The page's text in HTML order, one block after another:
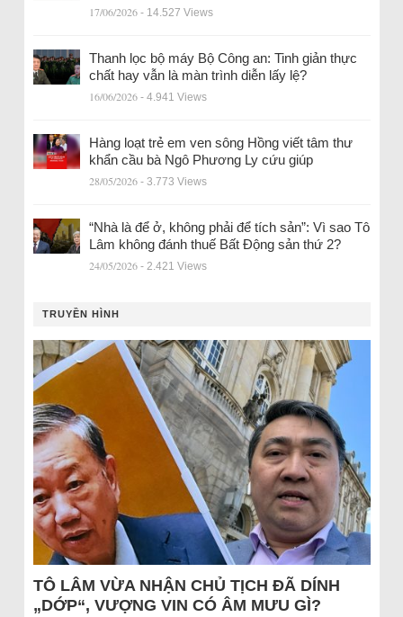
17/06/2026 - 14.527 Views
Thanh lọc bộ máy Bộ Công an: Tinh giản thực
chất hay vẫn là màn trình diễn lấy lệ?
16/06/2026 - 4.941 Views
Hàng loạt trẻ em ven sông Hồng viết tâm thư
khẩn cầu bà Ngô Phương Ly cứu giúp
28/05/2026 - 3.773 Views
“Nhà là để ở, không phải để tích sản”: Vì sao Tô
Lâm không đánh thuế Bất Động sản thứ 2?
24/05/2026 - 2.421 Views
TRUYỀN HÌNH
TÔ LÂM VỪA NHẬN CHỦ TỊCH ĐÃ DÍNH
„DỚP“, VƯỢNG VIN CÓ ÂM MƯU GÌ?